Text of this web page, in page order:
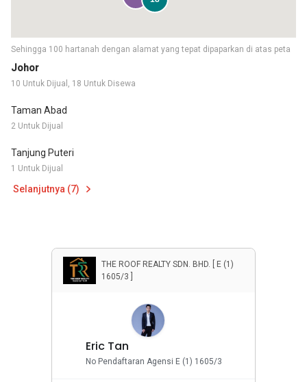
Johor
10 Untuk Dijual, 18 Untuk Disewa
Taman Abad
2 Untuk Dijual
Tanjung Puteri
1 Untuk Dijual
Selanjutnya (7)
Sehingga 100 hartanah dengan alamat yang tepat dipaparkan di atas peta
THE ROOF REALTY SDN. BHD. [ E (1)
1605/3 ]
Eric Tan
No Pendaftaran Agensi E (1) 1605/3